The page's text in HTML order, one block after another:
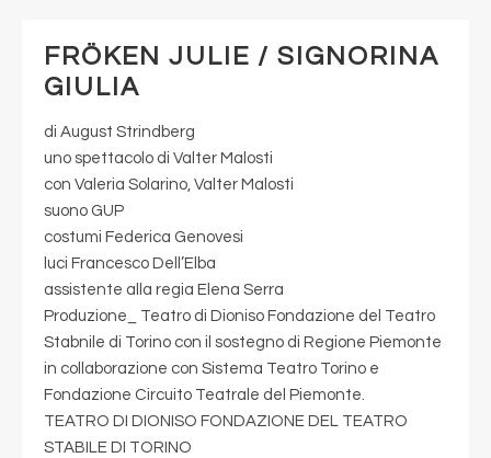
FRÖKEN JULIE / SIGNORINA
GIULIA
di August Strindberg
uno spettacolo di Valter Malosti
con Valeria Solarino, Valter Malosti
suono GUP
costumi Federica Genovesi
luci Francesco Dell’Elba
assistente alla regia Elena Serra
Produzione_ Teatro di Dioniso Fondazione del Teatro
Stabnile di Torino con il sostegno di Regione Piemonte
in collaborazione con Sistema Teatro Torino e
Fondazione Circuito Teatrale del Piemonte.
TEATRO DI DIONISO FONDAZIONE DEL TEATRO
STABILE DI TORINO